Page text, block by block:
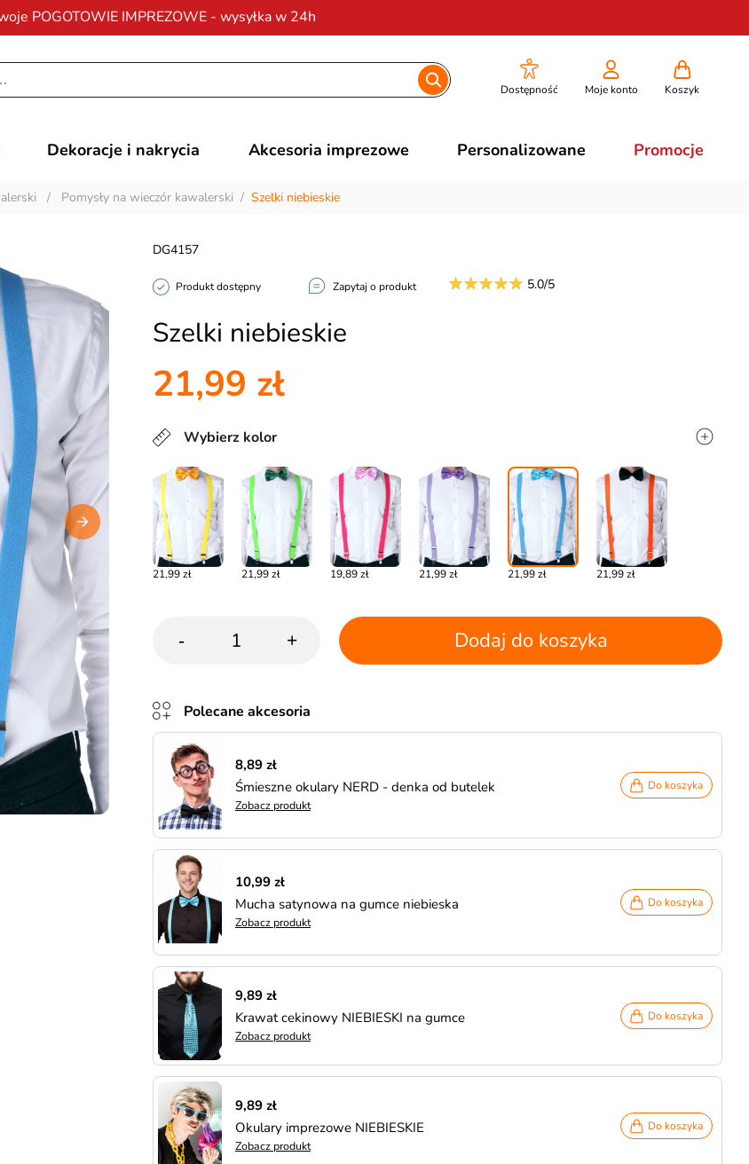
POGOTOWIE IMPREZOWE - wysyłka w 24h
Darmowa dostawana zamówienia od 200 zł
Dostępność Moje konto Koszyk
Dekoracje i nakrycia Akcesoria imprezowe Personalizowane Promocje
/ Pomysły na wieczór kawalerski / Szelki niebieskie
Szelki niebieskie
DG4157
Produkt dostępny Zapytaj o produkt 5.0/5
21,99 zł
Wybierz kolor
21,99 zł 21,99 zł 19,89 zł 21,99 zł 21,99 zł 21,99 zł
- + Dodaj do koszyka
Polecane akcesoria
8,89 zł
Śmieszne okulary NERD - denka od butelek
Zobacz produkt
Do koszyka
10,99 zł
Mucha satynowa na gumce niebieska
Zobacz produkt
Do koszyka
9,89 zł
Krawat cekinowy NIEBIESKI na gumce
Zobacz produkt
Do koszyka
9,89 zł
Okulary imprezowe NIEBIESKIE
Zobacz produkt
Do koszyka